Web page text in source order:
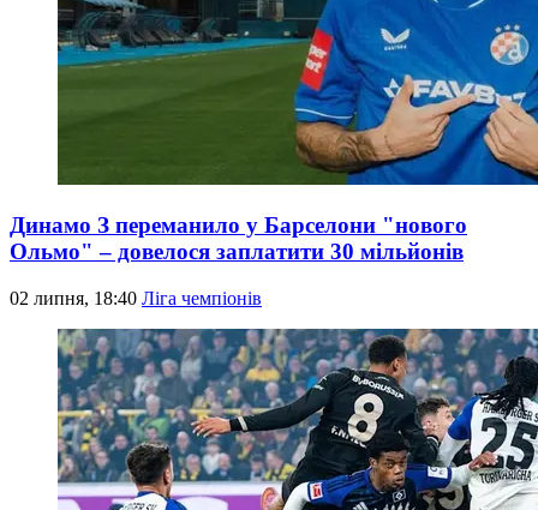
Динамо З переманило у Барселони "нового
Ольмо" – довелося заплатити 30 мільйонів
02 липня, 18:40 Ліга чемпіонів